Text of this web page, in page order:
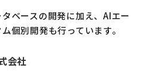
ベースの開発に加え、AIエー
個別開発も行っています。
会社